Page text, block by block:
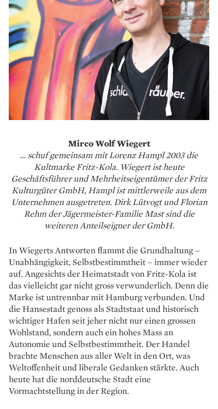
Mirco Wolf Wiegert
… schuf gemeinsam mit Lorenz Hampl 2003 die
Kultmarke Fritz-Kola. Wiegert ist heute
Geschäftsführer und Mehrheitseigentümer der Fritz
Kulturgüter GmbH, Hampl ist mittlerweile aus dem
Unternehmen ausgetreten. Dirk Lütvogt und Florian
Rehm der Jägermeister-Familie Mast sind die
weiteren Anteilseigner der GmbH.
In Wiegerts Antworten flammt die Grundhaltung –
Unabhängigkeit, Selbstbestimmtheit – immer wieder
auf. Angesichts der Heimatstadt von Fritz-Kola ist
das vielleicht gar nicht gross verwunderlich. Denn die
Marke ist untrennbar mit Hamburg verbunden. Und
die Hansestadt genoss als Stadtstaat und historisch
wichtiger Hafen seit jeher nicht nur einen grossen
Wohlstand, sondern auch ein hohes Mass an
Autonomie und Selbstbestimmtheit. Der Handel
brachte Menschen aus aller Welt in den Ort, was
Weltoffenheit und liberale Gedanken stärkte. Auch
heute hat die norddeutsche Stadt eine
Vormachtstellung in der Region.